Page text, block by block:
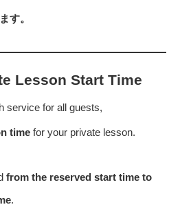
す。
Lesson Start Time
service for all guests,
time for your private lesson.
from the reserved start time to
.